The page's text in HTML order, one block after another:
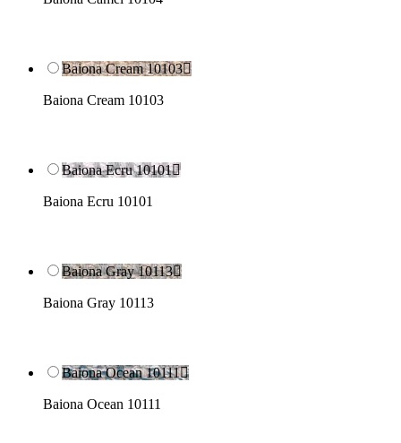
Baiona Cream 10103
Baiona Cream 10103
Baiona Ecru 10101
Baiona Ecru 10101
Baiona Gray 10113
Baiona Gray 10113
Baiona Ocean 10111
Baiona Ocean 10111